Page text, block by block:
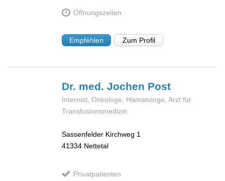
Öffnungszeiten
Empfehlen Zum Profil
Dr. med. Jochen Post
Internist, Onkologe, Hämatologe, Arzt für
Transfusionsmedizin
Sassenfelder Kirchweg 1
41334 Nettetal
Privatpatienten